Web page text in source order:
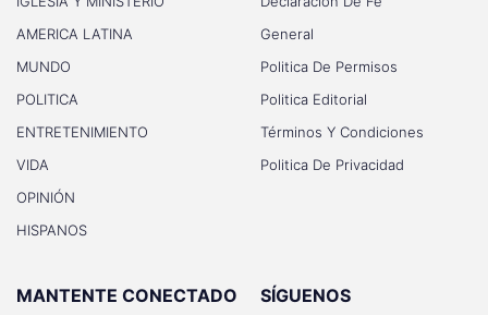
AMERICA LATINA
MUNDO
POLITICA
ENTRETENIMIENTO
VIDA
OPINIÓN
HISPANOS
General
Politica De Permisos
Politica Editorial
Términos Y Condiciones
Politica De Privacidad
MANTENTE CONECTADO SÍGUENOS